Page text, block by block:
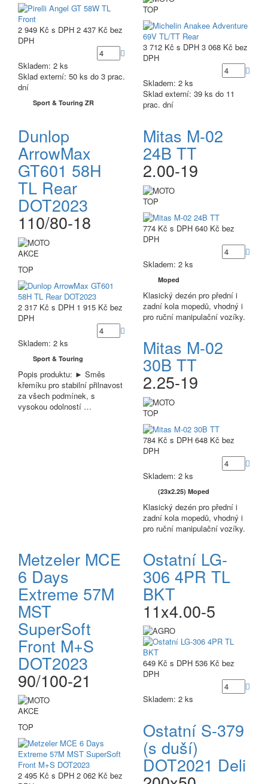
2 949 Kč s DPH 2 437 Kč bez
DPH
Skladem: 2 ks
Sklad externí: 50 ks do 3 prac.
dní
Sport & Touring ZR
TOP
3 712 Kč s DPH 3 068 Kč bez
DPH
Skladem: 2 ks
Sklad externí: 39 ks do 11
prac. dní
Dunlop
ArrowMax
GT601 58H
TL Rear
DOT2023
110/80-18
AKCE
TOP
2 317 Kč s DPH 1 915 Kč bez
DPH
Skladem: 2 ks
Sport & Touring
Popis produktu: ► Směs
křemíku pro stabilní přilnavost
za všech podmínek, s
vysokou odolností …
Mitas M-02
24B TT
2.00-19
TOP
774 Kč s DPH 640 Kč bez
DPH
Skladem: 2 ks
Moped
Klasický dezén pro přední i
zadní kola mopedů, vhodný i
pro ruční manipulační vozíky.
Mitas M-02
30B TT
2.25-19
TOP
784 Kč s DPH 648 Kč bez
DPH
Skladem: 2 ks
(23x2.25) Moped
Klasický dezén pro přední i
zadní kola mopedů, vhodný i
pro ruční manipulační vozíky.
Metzeler MCE
6 Days
Extreme 57M
MST
SuperSoft
Front M+S
DOT2023
90/100-21
AKCE
TOP
2 495 Kč s DPH 2 062 Kč bez
Ostatní LG-
306 4PR TL
BKT
11x4.00-5
649 Kč s DPH 536 Kč bez
DPH
Skladem: 2 ks
Ostatní S-379
(s duší)
DOT2021 Deli